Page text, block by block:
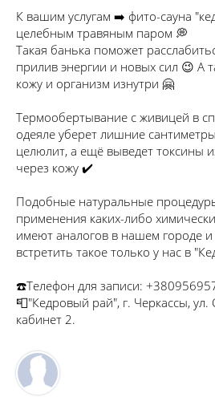
К вашим услугам ➡️ фито-сауна
целебным травяным паром 💭
Такая банька поможет
прилив энергии и новых сил 😉 А
кожу и организм изнутри 🤗
Термообертывание с живицей в
одеяле уберет лишние
целюлит, а ещё выведет токсины
через кожу ✔️
Подобные натуральные
применения каких-либо
имеют аналогов в нашем городе
встретить такое только у нас в
☎️Телефон для записи:
📮"Кедровый рай", г. Черкассы, ул.
кабинет 2.